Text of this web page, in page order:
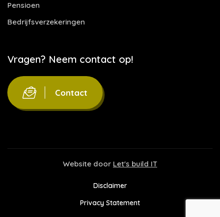
Pensioen
Bedrijfsverzekeringen
Vragen? Neem contact op!
Contact
Website door Let's build IT
Disclaimer
Privacy Statement